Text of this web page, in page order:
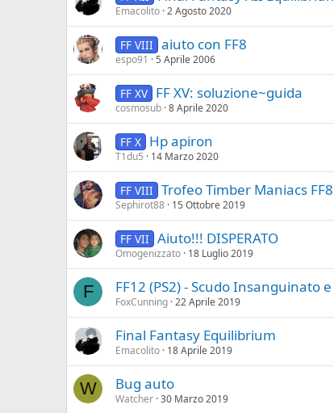
Emacolito 2 Agosto 2020
FF VIII aiuto con FF8
espo91 5 Aprile 2006
FF XV FF XV: soluzione~guida
cosmosub 8 Aprile 2020
FF X Hp apiron
T1du5 14 Marzo 2020
FF VIII Trofeo Timber Maniacs
Sephirot88 15 Ottobre 2019
FF VII Aiuto!!! DISPERATO
Omogenizzato 18 Luglio 2019
F FF12 (PS2) - Scudo Insanguinato
FoxCunning 22 Aprile 2019
Final Fantasy Equilibrium
Emacolito 18 Aprile 2019
W Bug auto
Watcher 30 Marzo 2019